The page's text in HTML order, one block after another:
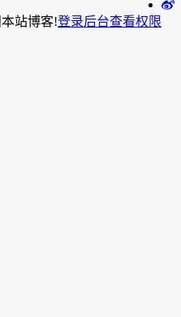
站博客!登录后台查看权限